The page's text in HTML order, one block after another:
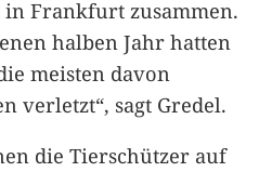
Frankfurt zusammen.
halben Jahr hatten
meisten davon
verletzt“, sagt Gredel.
die Tierschützer auf